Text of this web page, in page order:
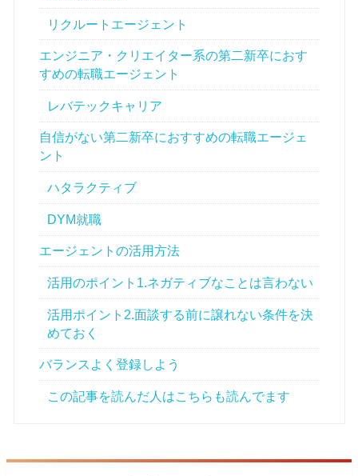
リクルートエージェント
エンジニア・クリエイター系の第二新卒におす
すめの転職エージェント
レバテックキャリア
自信がない第二新卒におすすめの転職エージェ
ント
ハタラクティブ
DYM就職
エージェントの活用方法
活用のポイント1.ネガティブなことは言わない
活用ポイント2.面談する前に譲れない条件を決
めておく
バランスよく登録しよう
この記事を読んだ人はこちらも読んでます